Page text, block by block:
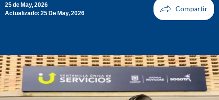
25 de May, 2026
Actualizado: 25 De May, 2026